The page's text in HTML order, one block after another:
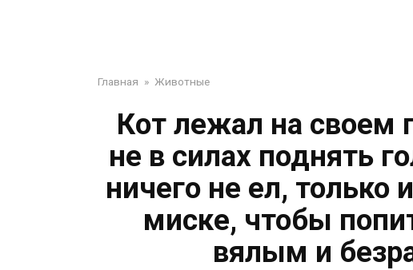
Главная » Животные
Кот лежал на своем
не в силах поднять
ничего не ел, только
миске, чтобы
вялым и